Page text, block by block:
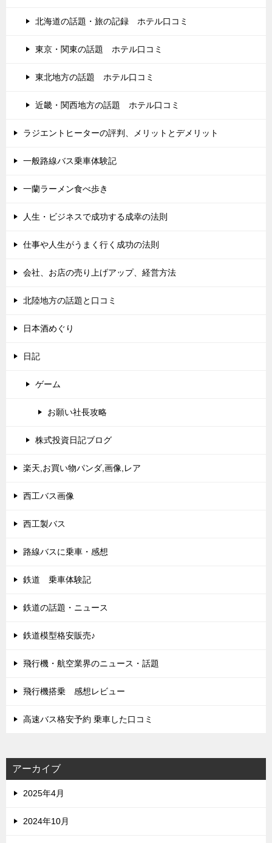
北海道の話題・旅の記録 ホテル口コミ
東京・関東の話題 ホテル口コミ
東北地方の話題 ホテル口コミ
近畿・関西地方の話題 ホテル口コミ
ラジエントヒーターの評判、メリットとデメリット
一般路線バス乗車体験記
一蘭ラーメン食べ歩き
人生・ビジネスで成功する成幸の法則
仕事や人生がうまく行く成功の法則
会社、お店の売り上げアップ、経営方法
北陸地方の話題と口コミ
日本酒めぐり
日記
ゲーム
お願い社長攻略
株式投資日記ブログ
楽天,お買い物パンダ,画像,レア
西工バス画像
西工製バス
路線バスに乗車・感想
鉄道 乗車体験記
鉄道の話題・ニュース
鉄道模型格安販売♪
飛行機・航空業界のニュース・話題
飛行機搭乗 感想レビュー
高速バス格安予約 乗車した口コミ
アーカイブ
2025年4月
2024年10月